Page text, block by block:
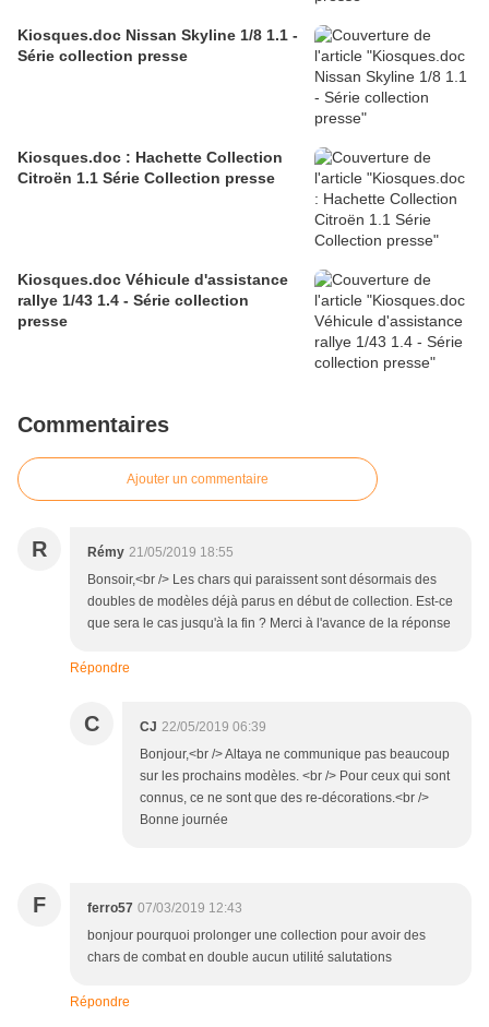
Kiosques.doc Nissan Skyline 1/8 1.1 -
Série collection presse
Kiosques.doc : Hachette Collection
Citroën 1.1 Série Collection presse
Kiosques.doc Véhicule d'assistance
rallye 1/43 1.4 - Série collection
presse
Commentaires
Ajouter un commentaire
R Rémy 21/05/2019 18:55
Bonsoir,<br /> Les chars qui paraissent sont désormais des
doubles de modèles déjà parus en début de collection. Est-ce
que sera le cas jusqu'à la fin ? Merci à l'avance de la réponse
Répondre
C CJ 22/05/2019 06:39
Bonjour,<br /> Altaya ne communique pas beaucoup
sur les prochains modèles. <br /> Pour ceux qui sont
connus, ce ne sont que des re-décorations.<br />
Bonne journée
F ferro57 07/03/2019 12:43
bonjour pourquoi prolonger une collection pour avoir des
chars de combat en double aucun utilité salutations
Répondre